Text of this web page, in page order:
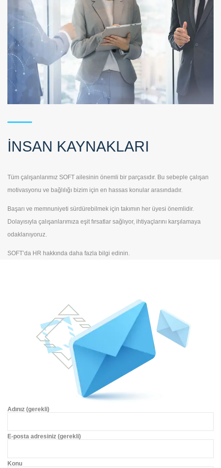
İnsan Kaynakları
İNSAN KAYNAKLARI
Tüm çalışanlarımız SOFT ailesinin önemli bir parçasıdır. Bu sebeple çalışan
motivasyonu ve bağlılığı bizim için en hassas konular arasındadır.
Başarı ve memnuniyeti sürdürebilmek için takımın her üyesi önemlidir.
Dolayısıyla çalışanlarımıza eşit fırsatlar sağlıyor, ihtiyaçlarını karşılamaya
odaklanıyoruz.
SOFT’da HR hakkında daha fazla bilgi edinin.
Adınız (gerekli)
E-posta adresiniz (gerekli)
Konu